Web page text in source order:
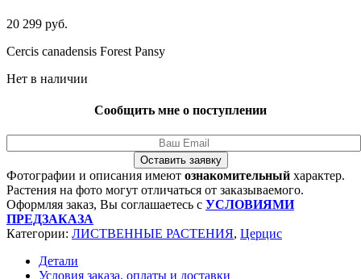
20 299 руб.
Cercis canadensis Forest Pansy
Нет в наличии
Сообщить мне о поступлении
Оставить заявку
Фотографии и описания имеют ознакомительный характер.
Растения на фото могут отличаться от заказываемого.
Оформляя заказ, Вы соглашаетесь с УСЛОВИЯМИ
ПРЕДЗАКАЗА
Категории: ЛИСТВЕННЫЕ РАСТЕНИЯ, Церцис
Детали
Условия заказа, оплаты и доставки